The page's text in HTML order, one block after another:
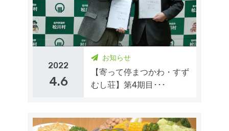
2022
4.6
お知らせ
【寄って停まつかわ・すず
むし荘】第4期目･･･